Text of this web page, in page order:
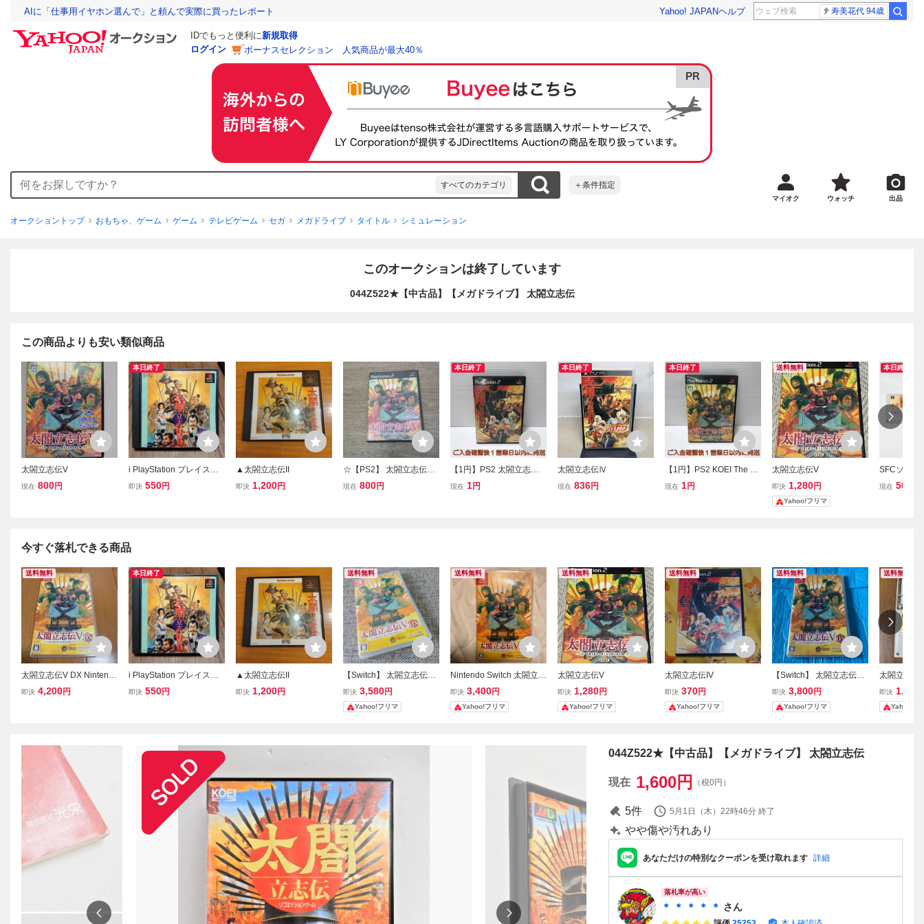
AIに「仕事用イヤホン選んで」と頼んで実際に買ったレポート Yahoo! JAPANヘルプ 寿美花代 94歳
IDでもっと便利に新規取得
ログイン
ボーナスセレクション 人気商品が最大40％
すべてのカテゴリ ＋条件指定
マイオク ウォッチ 出品
オークショントップ おもちゃ、ゲーム ゲーム テレビゲーム セガ メガドライブ タイトル シミュレーション
このオークションは終了しています
044Z522★【中古品】【メガドライブ】 太閤立志伝
この商品よりも安い類似商品
太閤立志伝V
現在 800円
本日終了
i PlayStation プレイステ
ーション プレステ PS1 P
即決 550円
▲太閤立志伝II
即決 1,200円
☆【PS2】 太閤立志伝V
[KOEI The Best］☆
現在 800円
本日終了
【1円】PS2 太閤立志伝IV
ゲームソフト プレステ2 1
現在 1円
本日終了
太閤立志伝Ⅳ
現在 836円
本日終了
【1円】PS2 KOEI The Be
st 太閤立志伝V ゲームソ
現在 1円
送料無料
太閤立志伝V
即決 1,280円
Yahoo!フリマ
本日終了
SFCソフト
ット 太閤
現在 500
今すぐ落札できる商品
送料無料
太閤立志伝V DX Nintend
o Switch ニンテンドース
即決 4,200円
本日終了
i PlayStation プレイステ
ーション プレステ PS1 P
即決 550円
▲太閤立志伝II
即決 1,200円
送料無料
【Switch】 太閤立志伝V
DX [通常版]
即決 3,580円
Yahoo!フリマ
送料無料
Nintendo Switch 太閤立志
伝V DX 通常版 コーエー
テクモゲームス
即決 3,400円
Yahoo!フリマ
送料無料
太閤立志伝V
即決 1,280円
Yahoo!フリマ
送料無料
太閤立志伝IV
即決 370円
Yahoo!フリマ
送料無料
【Switch】 太閤立志伝V
DX [通常版]
即決 3,800円
Yahoo!フリマ
送料無料
太閤立志伝
ミコン 新
メンテナン
即決 1,180
Yahoo!フ
044Z522★【中古品】【メガドライブ】 太閤立志伝
現在 1,600円 （税0円）
5件 5月1日（木）22時46分 終了
やや傷や汚れあり
あなただけの特別なクーポンを受け取れます 詳細
落札率が高い
＊ ＊ ＊ ＊ ＊ さん